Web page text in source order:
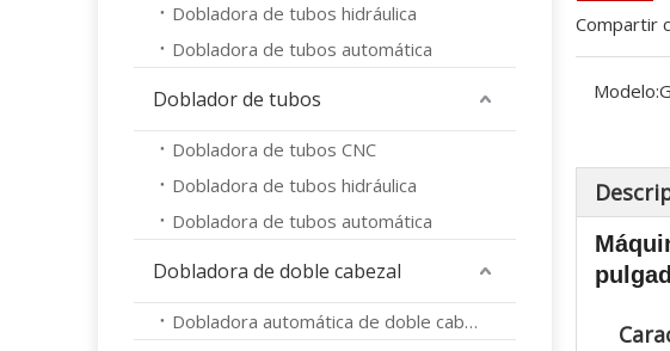
Dobladora de tubos hidráulica
Dobladora de tubos automática
Doblador de tubos
Dobladora de tubos CNC
Dobladora de tubos hidráulica
Dobladora de tubos automática
Dobladora de doble cabezal
Dobladora automática de doble cabezal
Compartir
Modelo: